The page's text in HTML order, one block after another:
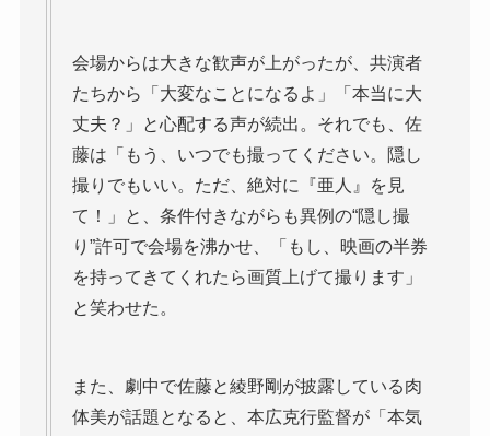
会場からは大きな歓声が上がったが、共演者
たちから「大変なことになるよ」「本当に大
丈夫？」と心配する声が続出。それでも、佐
藤は「もう、いつでも撮ってください。隠し
撮りでもいい。ただ、絶対に『亜人』を見
て！」と、条件付きながらも異例の“隠し撮
り”許可で会場を沸かせ、「もし、映画の半券
を持ってきてくれたら画質上げて撮ります」
と笑わせた。
また、劇中で佐藤と綾野剛が披露している肉
体美が話題となると、本広克行監督が「本気